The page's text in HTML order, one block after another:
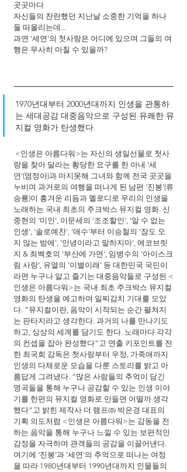
곳곳마다
자신들의 찬란했던 지난날 소중한 기억을 하나
둘 떠올리는데...
과연 ‘세연’의 첫사랑은 어디에 있으며 그들의 여
행은 무사히 마칠 수 있을까?
1970년대부터 2000년대까지 인생을 관통하
는 세대공감 대중음악으로 구성된 유쾌한 뮤
지컬 영화가 탄생했다.
랑을 찾아 달라는 황당한 요구를 한 아내 ‘세
연’(염정아)과 마지못해 그녀와 함께 전국 곳곳을
누비며 과거로의 여행을 떠나게 된 남편 ‘진봉’(류
승룡)이 흥겨운 리듬과 멜로디로 우리의 인생을
노래하는 국내 최초의 주크박스 뮤지컬 영화. 신
중현의 ‘미인’, 이문세의 ‘조조할인’, ‘알 수 없는
인생’, ‘솔로예찬’, ‘애수’부터 이승철의 ‘잠도 오
지 않는 밤에’, ‘안녕이라고 말하지마’, 에코브릿
지 & 최백호의 ‘부산에 가면’, 임병수의 ‘아이스크
림 사랑’, 유열의 ‘이별이래’ 등 대한민국 국민이
라면 누구나 알고 즐기는 대중음악들로 구성된 <
인생은 아름다워>는 국내 최초 주크박스 뮤지컬
영화의 탄생을 예고하며 일찌감치 기대를 모았
다. “뮤지컬이란, 음악이 시작되는 순간 펼쳐지
는 판타지라고 생각한다. 과거의 나를 만나기도
하고, 상상의 세계를 담기도 한다. 노래마다 각각
의 컨셉을 잡아 완성했다”고 연출 키포인트를 전
한 최국희 감독은 첫사랑부터 우정, 가족애까지
인생의 다채로운 모습을 다룬 스토리를 밝고 아
름답게 그려냈다. “많은 사람들의 추억이 담긴
명곡들을 통해 누구나 공감할 수 있는 인생 이야
기를 한편의 뮤지컬 영화로 만들면 어떨까 생각
했다”고 밝힌 제작사 더 램프㈜ 박은경 대표의
기획 의도처럼 <인생은 아름다워>는 감동을 전
하는 음악을 통해 누구나 느낄 수 있는 보편적인
감정을 자극하며 관객들의 공감을 이끌어낸다.
여기에 ‘진봉’과 ‘세연’의 추억으로 떠나는 여정
을 따라 1980년대부터 1990년대까지 인물들의